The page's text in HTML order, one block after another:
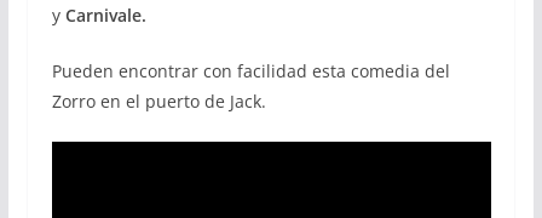
y Carnivale.
Pueden encontrar con facilidad esta comedia del
Zorro en el puerto de Jack.